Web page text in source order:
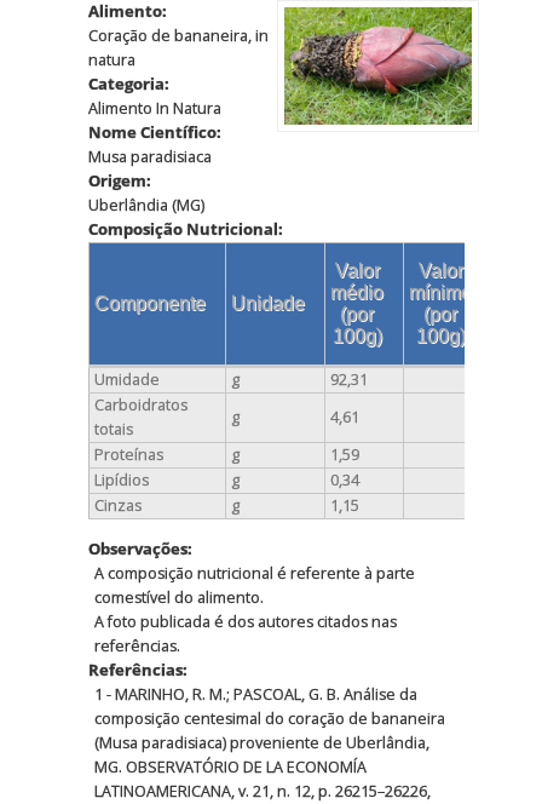
Alimento:
Coração de bananeira, in
natura
Categoria:
Alimento In Natura
Nome Científico:
Musa paradisiaca
Origem:
Uberlândia (MG)
Composição Nutricional:
Componente Unidade
Valor
médio
(por
100g)
Valor
mínimo
(por
100g)
Umidade g 92,31
Carboidratos
totais
g 4,61
Proteínas
g 1,59
Lipídios
g 0,34
Cinzas
g 1,15
Observações:
A composição nutricional é referente à parte
comestível do alimento.
A foto publicada é dos autores citados nas
referências.
Referências:
1 - MARINHO, R. M.; PASCOAL, G. B. Análise da
composição centesimal do coração de bananeira
(Musa paradisiaca) proveniente de Uberlândia,
MG. OBSERVATÓRIO DE LA ECONOMÍA
LATINOAMERICANA, v. 21, n. 12, p. 26215–26226,